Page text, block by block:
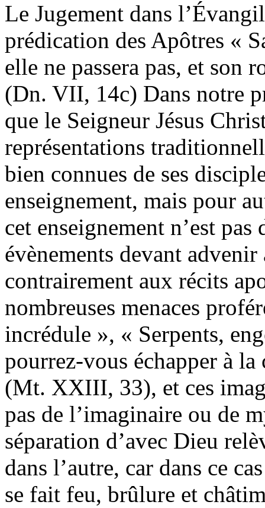
Le Jugement dans
prédication des Apôtres «
elle ne passera pas, et son
(Dn. VII, 14c) Dans notre
que le Seigneur Jésus
représentations
bien connues de ses
enseignement, mais pour
cet enseignement n’est
évènements devant
contrairement aux récits
nombreuses menaces
incrédule », « Serpents,
pourrez-vous échapper à
(Mt. XXIII, 33), et ces
pas de l’imaginaire ou de
séparation d’avec Dieu
dans l’autre, car dans ce
se fait feu, brûlure et